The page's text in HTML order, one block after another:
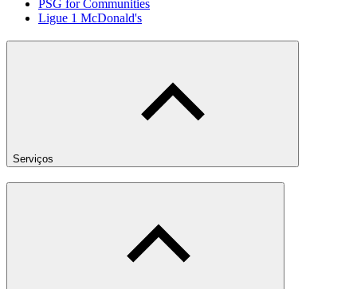
PSG for Communities
Ligue 1 McDonald's
Serviços